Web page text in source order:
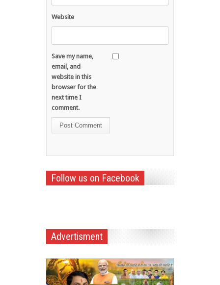
Website
Save my name,
email, and
website in this
browser for the
next time I
comment.
Follow us on Facebook
Advertisment